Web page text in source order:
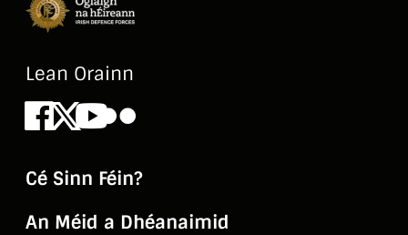
Lean Orainn
Facebook
X Youtube
Flickr
Cé Sinn Féin?
An Méid a Dhéanaimid